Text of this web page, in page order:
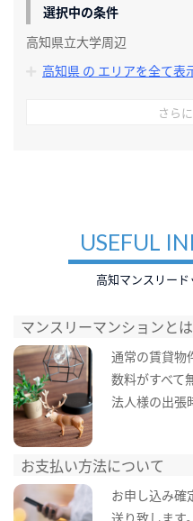
選択中の条件
高知県立大学周辺
高知県 の エリアを全て表
さら
USEFUL
高知マンスリー
マンスリーマンションと
通常の賃貸物
数料がすべて
法人様の出張
お支払い方法について
お申し込み確
送り致します。